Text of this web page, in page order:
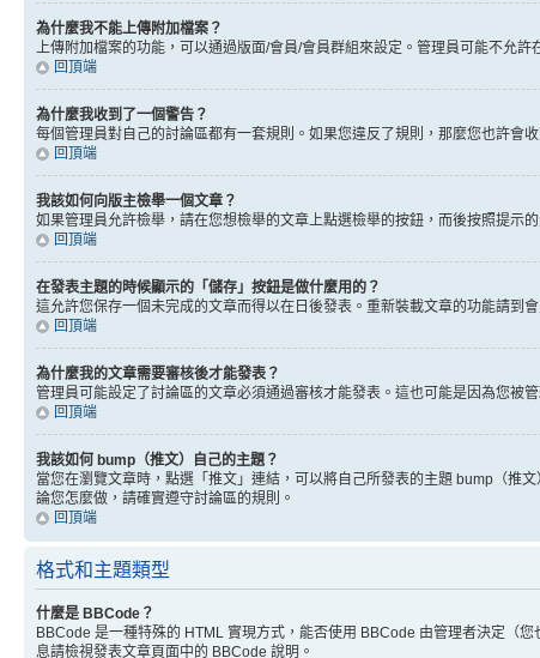
為什麼我不能上傳附加檔案？
上傳附加檔案的功能，可以通過版面/會員/會員群組來設定。管理員可能不允
回頂端
為什麼我收到了一個警告？
每個管理員對自己的討論區都有一套規則。如果您違反了規則，那麼您也許會
回頂端
我該如何向版主檢舉一個文章？
如果管理員允許檢舉，請在您想檢舉的文章上點選檢舉的按鈕，而後按照提示的
回頂端
在發表主題的時候顯示的「儲存」按鈕是做什麼用的？
這允許您保存一個未完成的文章而得以在日後發表。重新裝載文章的功能請到會
回頂端
為什麼我的文章需要審核後才能發表？
管理員可能設定了討論區的文章必須通過審核才能發表。這也可能是因為您被
回頂端
我該如何 bump（推文）自己的主題？
當您在瀏覽文章時，點選「推文」連結，可以將自己所發表的主題 bump（推
論您怎麼做，請確實遵守討論區的規則。
回頂端
格式和主題類型
什麼是 BBCode？
BBCode 是一種特殊的 HTML 實現方式，能否使用 BBCode 由管理者決定（
息請檢視發表文章頁面中的 BBCode 說明。